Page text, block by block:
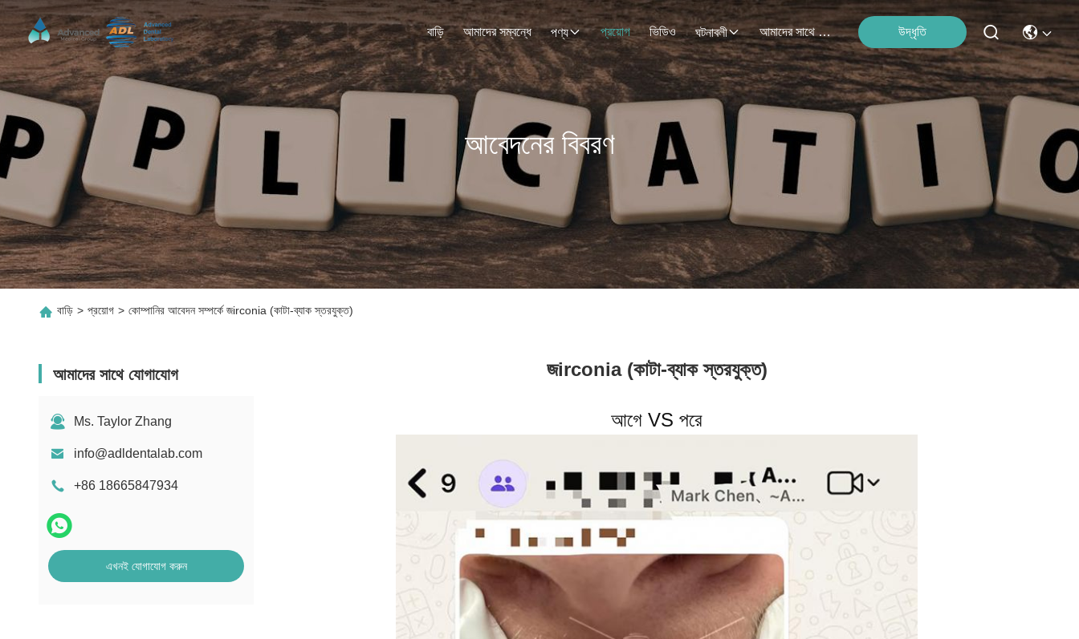
বাড়ি আমাদের সম্বন্ধে পণ্য প্রয়োগ ভিডিও ঘটনাবলী আমাদের সাথে যোগাযোগ উদ্ধৃতি
আবেদনের বিবরণ
বাড়ি > প্রয়োগ > কোম্পানির আবেদন সম্পর্কে জirconia (কাটা-ব্যাক স্তরযুক্ত)
আমাদের সাথে যোগাযোগ
Ms. Taylor Zhang
info@adldentalab.com
+86 18665847934
এখনই যোগাযোগ করুন
জirconia (কাটা-ব্যাক স্তরযুক্ত)
আগে VS পরে